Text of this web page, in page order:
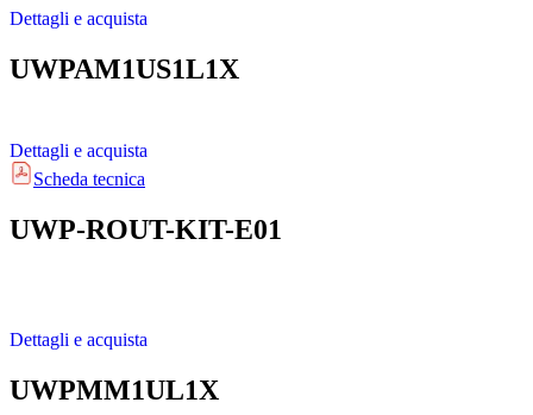
Dettagli e acquista
UWPAM1US1L1X
Dettagli e acquista
Scheda tecnica
UWP-ROUT-KIT-E01
Dettagli e acquista
UWPMM1UL1X